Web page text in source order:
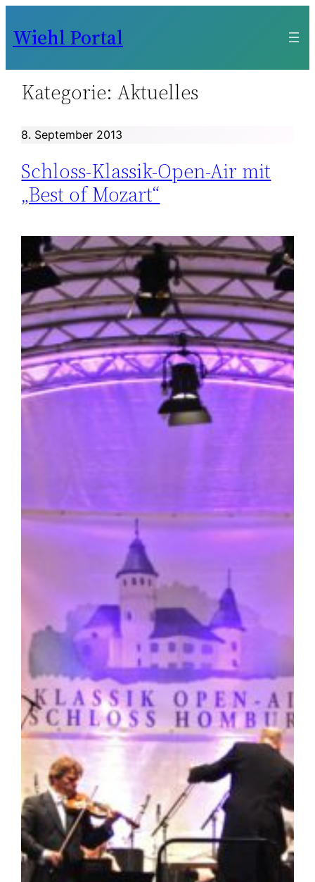
Inhalt
Wiehl Portal
Kategorie:Aktuelles
8. September 2013
Schloss-Klassik-Open-Air mit
„Best of Mozart“